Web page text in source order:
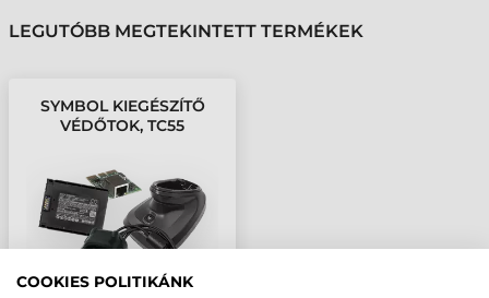
LEGUTÓBB MEGTEKINTETT TERMÉKEK
SYMBOL KIEGÉSZÍTŐ
VÉDŐTOK, TC55
COOKIES POLITIKÁNK